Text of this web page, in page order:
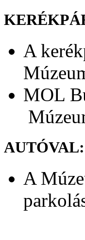
A
MOL
AUTÓVAL:
A